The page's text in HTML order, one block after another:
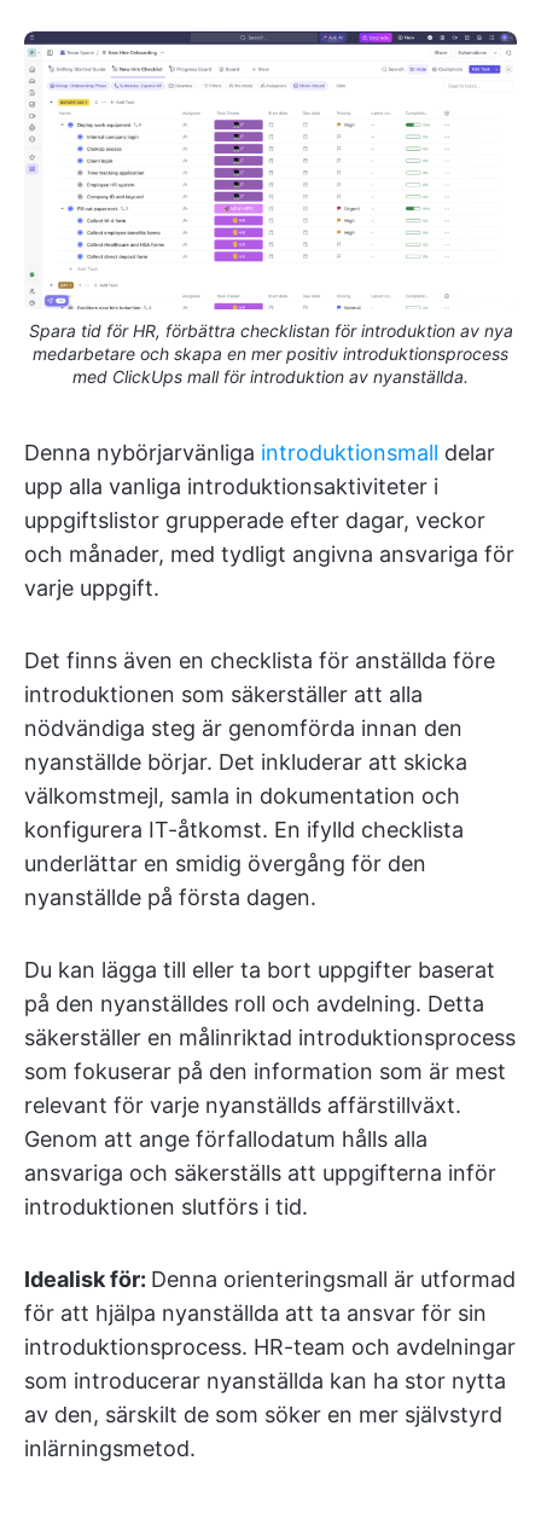
Spara tid för HR, förbättra checklistan för introduktion av nya
medarbetare och skapa en mer positiv introduktionsprocess
med ClickUps mall för introduktion av nyanställda.
Denna nybörjarvänliga introduktionsmall delar
upp alla vanliga introduktionsaktiviteter i
uppgiftslistor grupperade efter dagar, veckor
och månader, med tydligt angivna ansvariga för
varje uppgift.
Det finns även en checklista för anställda före
introduktionen som säkerställer att alla
nödvändiga steg är genomförda innan den
nyanställde börjar. Det inkluderar att skicka
välkomstmejl, samla in dokumentation och
konfigurera IT-åtkomst. En ifylld checklista
underlättar en smidig övergång för den
nyanställde på första dagen.
Du kan lägga till eller ta bort uppgifter baserat
på den nyanställdes roll och avdelning. Detta
säkerställer en målinriktad introduktionsprocess
som fokuserar på den information som är mest
relevant för varje nyanställds affärstillväxt.
Genom att ange förfallodatum hålls alla
ansvariga och säkerställs att uppgifterna inför
introduktionen slutförs i tid.
Idealisk för: Denna orienteringsmall är utformad
för att hjälpa nyanställda att ta ansvar för sin
introduktionsprocess. HR-team och avdelningar
som introducerar nyanställda kan ha stor nytta
av den, särskilt de som söker en mer självstyrd
inlärningsmetod.